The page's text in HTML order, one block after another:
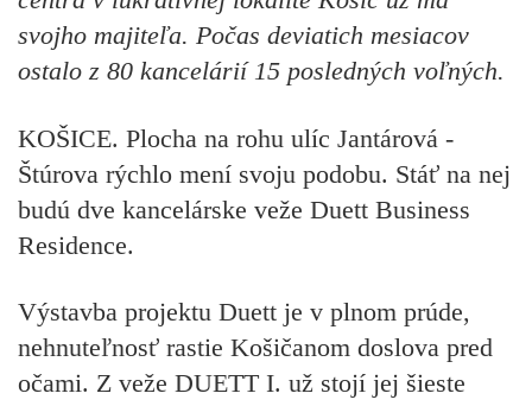
svojho majiteľa. Počas deviatich mesiacov
ostalo z 80 kancelárií 15 posledných voľných.
KOŠICE. Plocha na rohu ulíc Jantárová -
Štúrova rýchlo mení svoju podobu. Stáť na nej
budú dve kancelárske veže Duett Business
Residence.
Výstavba projektu Duett je v plnom prúde,
nehnuteľnosť rastie Košičanom doslova pred
očami. Z veže DUETT I. už stojí jej šieste